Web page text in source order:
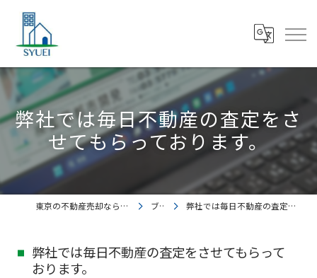
弊社では毎日不動産の査定をさ
せてもらっております。
東京の不動産売却なら株式会社集英都市開発 ブログ 弊社では毎日不動産の査定をさせてもらっております。
弊社では毎日不動産の査定をさせてもらって
おります。